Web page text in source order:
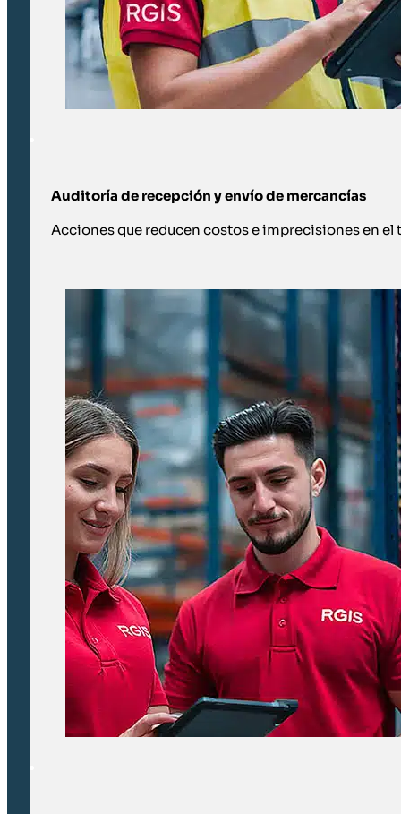
Auditoría de recepción y envío de mercancías
Acciones que reducen costos e imprecisiones en el